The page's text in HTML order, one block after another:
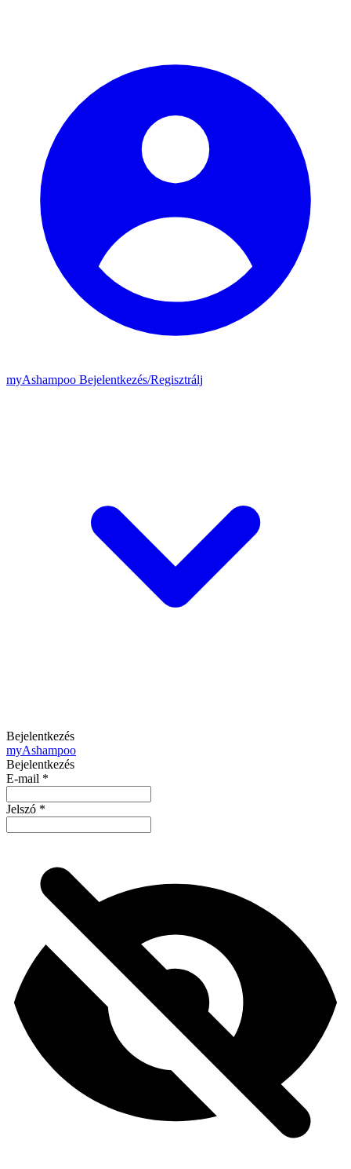
myAshampoo Bejelentkezés/Regisztrálj
Bejelentkezés
myAshampoo
Bejelentkezés
E-mail *
Jelszó *